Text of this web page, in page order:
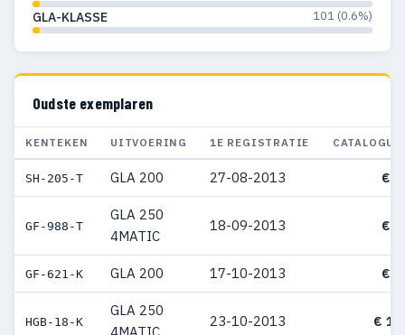
GLA-KLASSE 101 (0.6%)
Oudste exemplaren
KENTEKEN UITVOERING 1E REGISTRATIE
SH-205-T GLA 200 27-08-2013 €
GF-988-T
GLA 250
4MATIC
18-09-2013 €
GF-621-K GLA 200 17-10-2013 €
HGB-18-K
GLA 250
23-10-2013 €